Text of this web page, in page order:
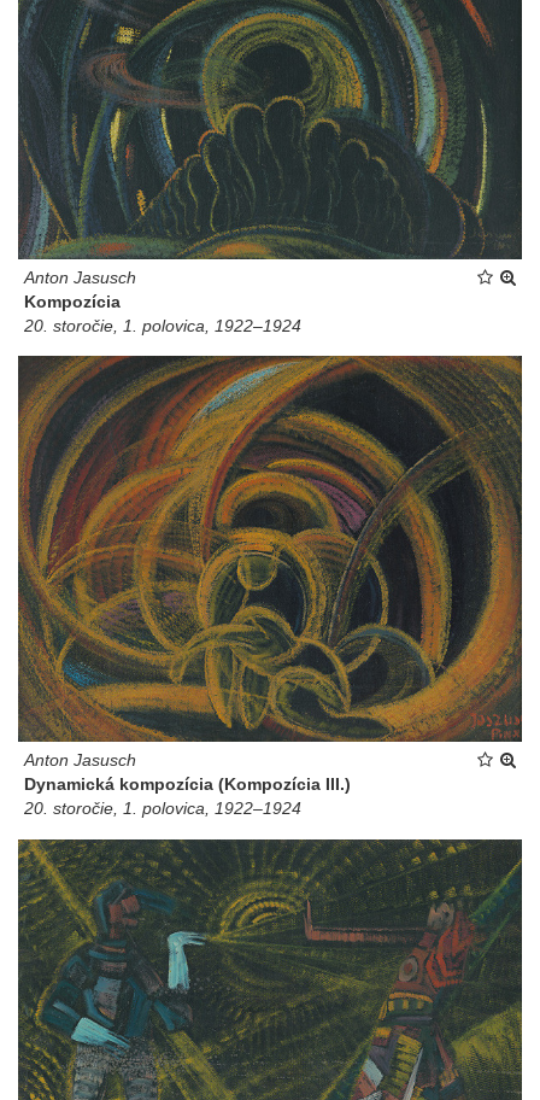
Anton Jasusch
Kompozícia
20. storočie, 1. polovica, 1922–1924
Anton Jasusch
Dynamická kompozícia (Kompozícia III.)
20. storočie, 1. polovica, 1922–1924